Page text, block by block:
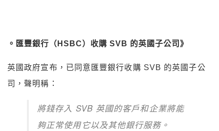
。匯豐銀行（HSBC）收購 SVB 的英國子公司》
英國政府宣布，已同意匯豐銀行收購 SVB 的英國子公
司，聲明稱：
將錢存入 SVB 英國的客戶和企業將能
夠正常使用它以及其他銀行服務。